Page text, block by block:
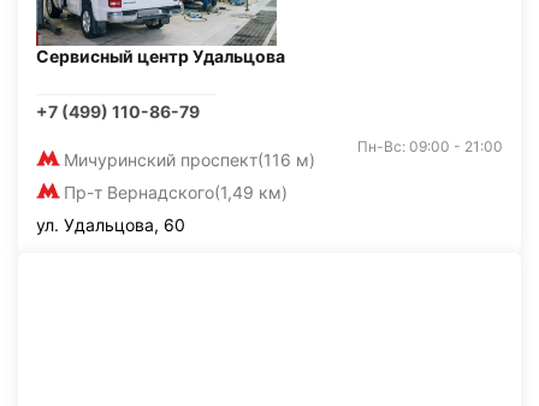
Сервисный центр Удальцова
+7 (499) 110-86-79
Мичуринский проспект(116 м)
Пр-т Вернадского(1,49 км)
Пн-Вс: 09:00 - 21:00
ул. Удальцова, 60